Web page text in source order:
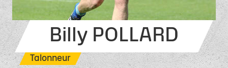
Billy POLLARD
Talonneur